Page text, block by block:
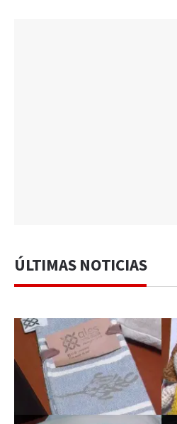
ÚLTIMAS NOTICIAS